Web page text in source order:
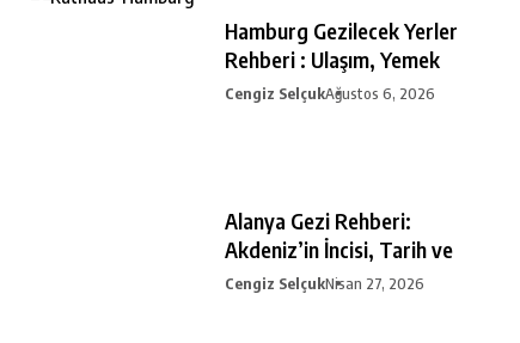
Hamburg Gezilecek Yerler
Rehberi : Ulaşım, Yemek
Cengiz SelçukAğustos 6, 2026
Alanya Gezi Rehberi:
Akdeniz’in İncisi, Tarih ve
Cengiz SelçukNisan 27, 2026